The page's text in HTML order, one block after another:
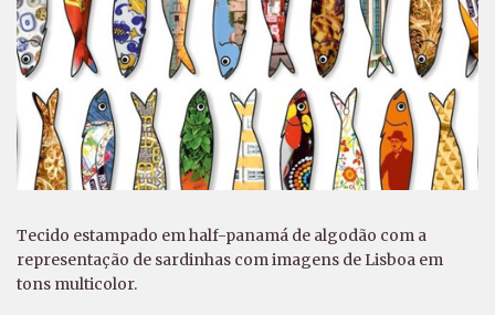
Tecido estampado em half-panamá de algodão com a
representação de sardinhas com imagens de Lisboa em
tons multicolor.